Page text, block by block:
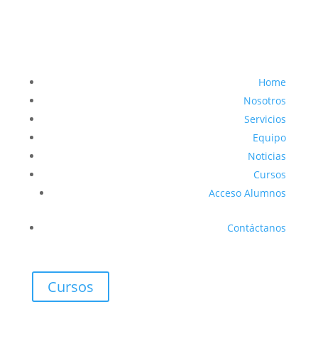
Home
Nosotros
Servicios
Equipo
Noticias
Cursos
Acceso Alumnos
Contáctanos
Cursos